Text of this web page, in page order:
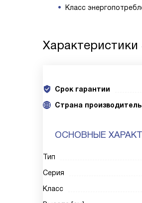
Класс
Характеристики
Срок гарантии
Cтрана производитель
ОСНОВНЫЕ
Тип
Серия
Класс